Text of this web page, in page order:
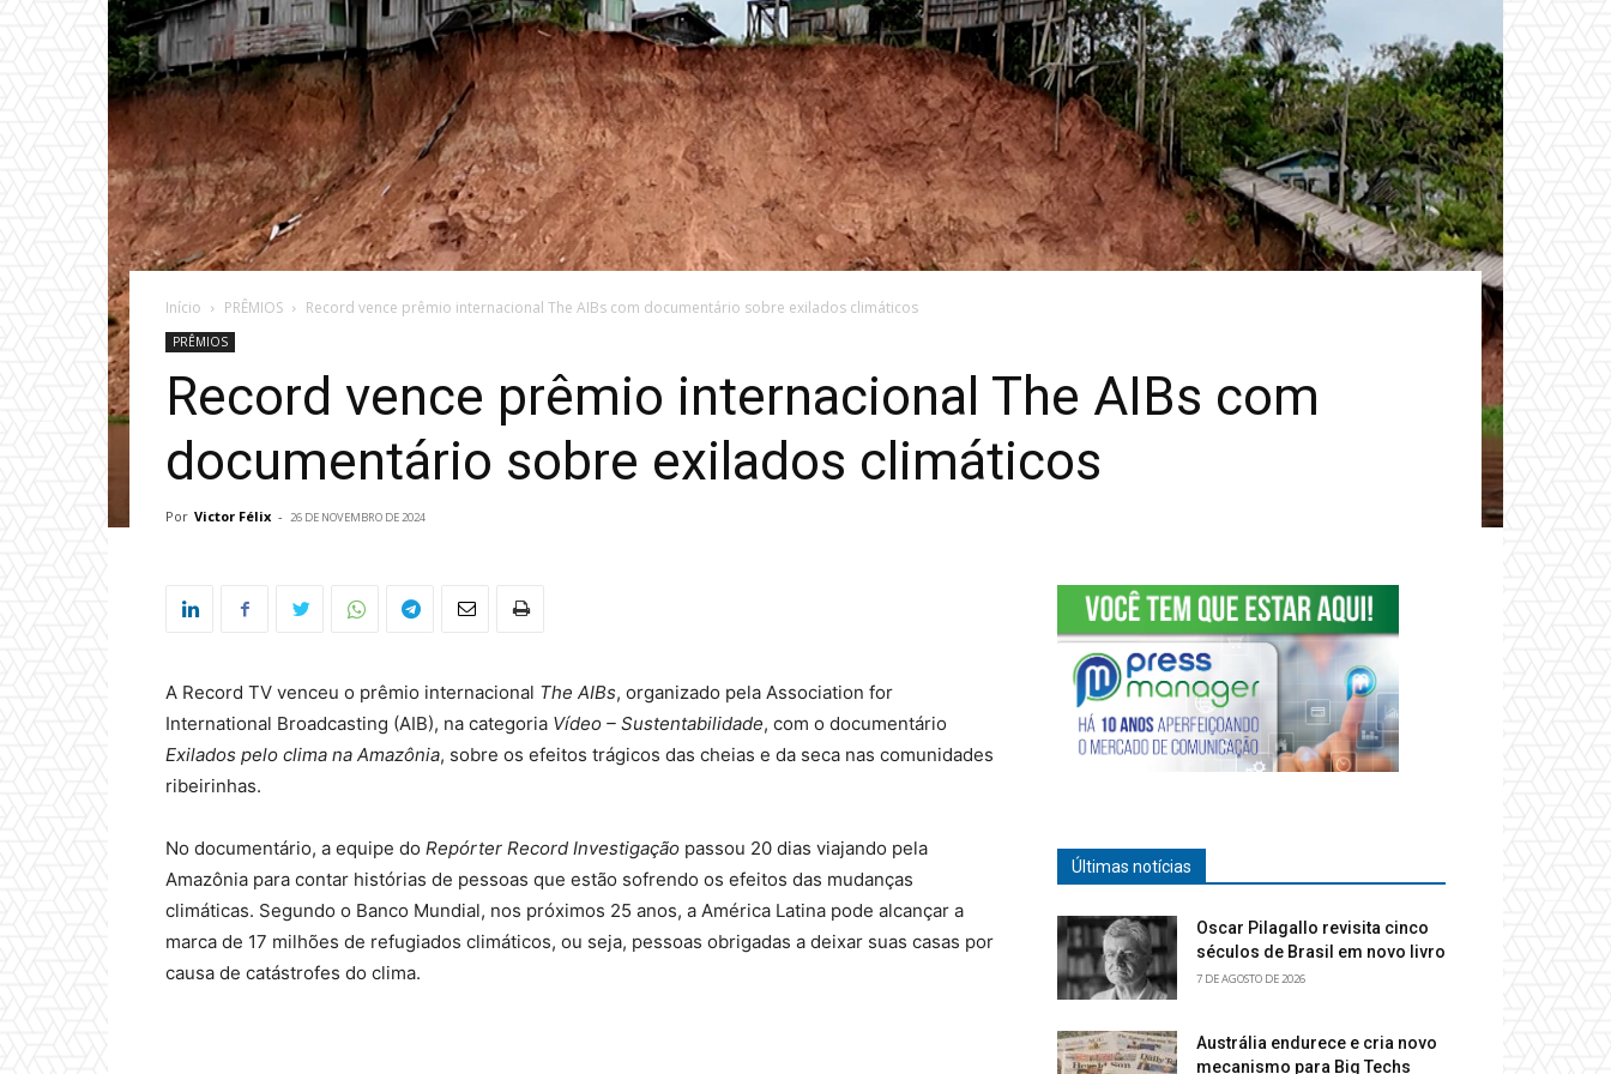
Início PRÊMIOS Record vence prêmio internacional The AIBs com documentário sobre exilados climáticos
PRÊMIOS
Record vence prêmio internacional The AIBs com
documentário sobre exilados climáticos
Por Victor Félix - 26 DE NOVEMBRO DE 2024
A Record TV venceu o prêmio internacional The AIBs, organizado pela Association for
International Broadcasting (AIB), na categoria Vídeo – Sustentabilidade, com o documentário
Exilados pelo clima na Amazônia, sobre os efeitos trágicos das cheias e da seca nas comunidades
ribeirinhas.
No documentário, a equipe do Repórter Record Investigação passou 20 dias viajando pela
Amazônia para contar histórias de pessoas que estão sofrendo os efeitos das mudanças
climáticas. Segundo o Banco Mundial, nos próximos 25 anos, a América Latina pode alcançar a
marca de 17 milhões de refugiados climáticos, ou seja, pessoas obrigadas a deixar suas casas por
causa de catástrofes do clima.
Últimas notícias
Oscar Pilagallo revisita cinco
séculos de Brasil em novo livro
7 DE AGOSTO DE 2026
Austrália endurece e cria novo
mecanismo para Big Techs